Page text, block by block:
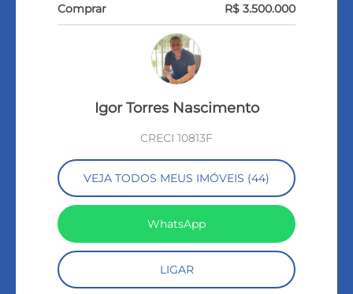
Comprar R$ 3.500.000
Igor Torres Nascimento
CRECI 10813F
VEJA TODOS MEUS IMÓVEIS (44)
WhatsApp
LIGAR